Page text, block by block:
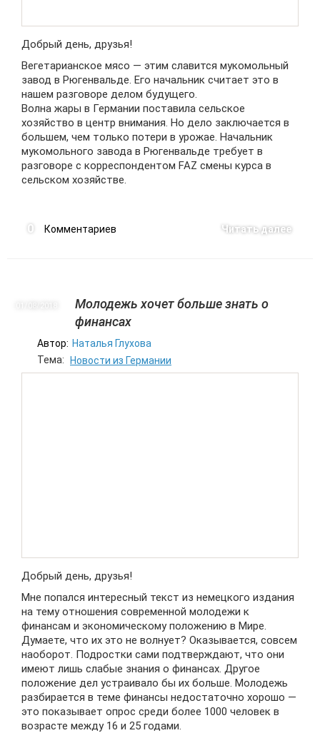
Добрый день, друзья!
Вегетарианское мясо — этим славится мукомольный
завод в Рюгенвальде. Его начальник считает это в
нашем разговоре делом будущего.
Волна жары в Германии поставила сельское
хозяйство в центр внимания. Но дело заключается в
большем, чем только потери в урожае. Начальник
мукомольного завода в Рюгенвальде требует в
разговоре с корреспондентом FAZ смены курса в
сельском хозяйстве.
0 Комментариев Читать далее
Молодежь хочет больше знать о
финансах
01/08
Автор: Наталья Глухова
Тема:
Новости из Германии
Добрый день, друзья!
Мне попался интересный текст из немецкого издания
на тему отношения современной молодежи к
финансам и экономическому положению в Мире.
Думаете, что их это не волнует? Оказывается, совсем
наоборот. Подростки сами подтверждают, что они
имеют лишь слабые знания о финансах. Другое
положение дел устраивало бы их больше. Молодежь
разбирается в теме финансы недостаточно хорошо —
это показывает опрос среди более 1000 человек в
возрасте между 16 и 25 годами.